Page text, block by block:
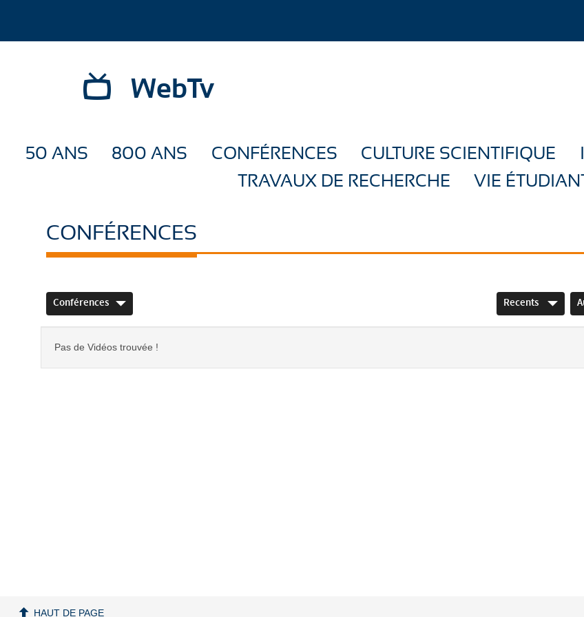
WebTv
50 ANS 800 ANS CONFÉRENCES CULTURE SCIENTIFIQUE
TRAVAUX DE RECHERCHE
VIE
CONFÉRENCES
Conférences Recents
Pas de Vidéos trouvée !
HAUT DE PAGE